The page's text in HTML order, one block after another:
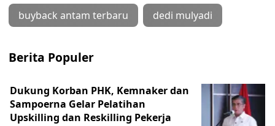
buyback antam terbaru dedi mulyadi
Berita Populer
Dukung Korban PHK, Kemnaker dan
Sampoerna Gelar Pelatihan
Upskilling dan Reskilling Pekerja